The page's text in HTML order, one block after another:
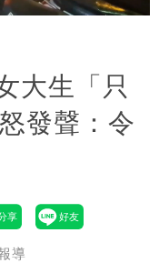
大生「只
發聲：令
導